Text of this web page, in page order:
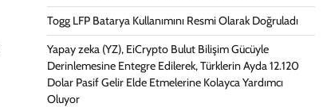
Togg LFP Batarya Kullanımını Resmi Olarak Doğruladı
Yapay zeka (YZ), EiCrypto Bulut Bilişim Gücüyle
Derinlemesine Entegre Edilerek, Türklerin Ayda 12.120
Dolar Pasif Gelir Elde Etmelerine Kolayca Yardımcı
Oluyor